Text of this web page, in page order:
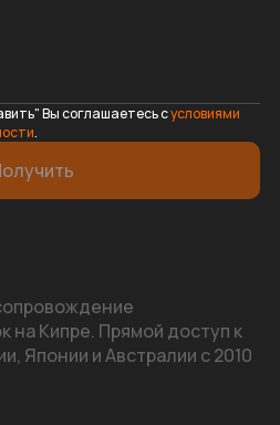
Вы соглашаетесь сусловиями
.
на Кипре. Прямой доступ к
Японии и Австралии с 2010